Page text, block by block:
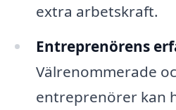
extra arbetskraft.
Entreprenörens
Välrenommerade
entreprenörer kan